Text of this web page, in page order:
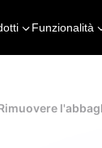
Funzionalità